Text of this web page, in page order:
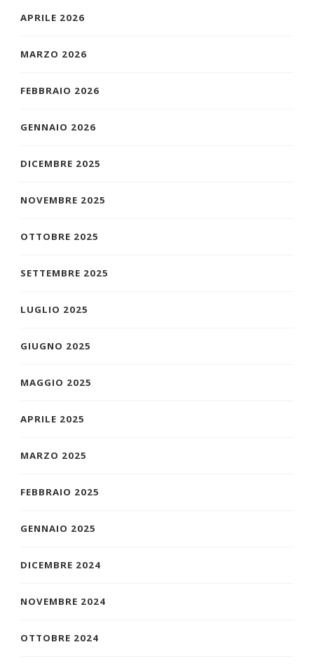
APRILE 2026
MARZO 2026
FEBBRAIO 2026
GENNAIO 2026
DICEMBRE 2025
NOVEMBRE 2025
OTTOBRE 2025
SETTEMBRE 2025
LUGLIO 2025
GIUGNO 2025
MAGGIO 2025
APRILE 2025
MARZO 2025
FEBBRAIO 2025
GENNAIO 2025
DICEMBRE 2024
NOVEMBRE 2024
OTTOBRE 2024